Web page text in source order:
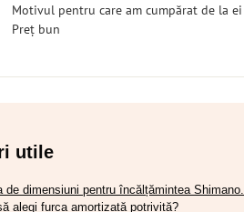
Motivul pentru care am cumpărat de la ei
Preț bun
utile
de dimensiuni pentru încălțămintea Shimano.
alegi furca amortizată potrivită?